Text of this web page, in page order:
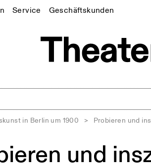
Service Geschäftskunden
in Berlin um 1900 > Probieren und
und